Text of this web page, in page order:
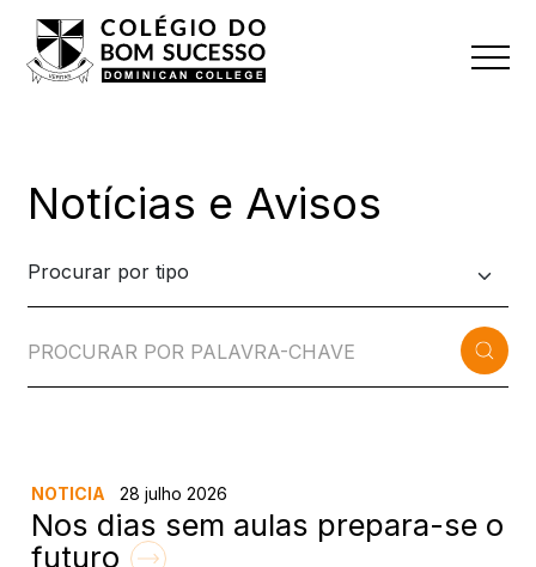
Notícias e Avisos
NOTICIA 28 julho 2026
Nos dias sem aulas prepara-se o
futuro